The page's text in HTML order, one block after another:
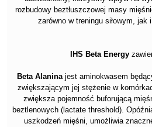
rozbudowy beztłuszczowej masy
zarówno w treningu siłowym, jak
IHS Beta Energy
Beta Alaninajest aminokwasem
zwiększającym jej stężenie w
zwiększa pojemność buforującą
beztlenowych (lactate threshold).
uszkodzeń mięśni, umożliwia